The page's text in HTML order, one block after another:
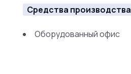
Средства производства
Оборудованный офис